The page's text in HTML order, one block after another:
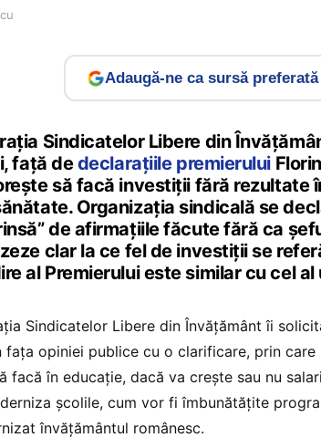
Adaugă-ne ca sursă
Sindicatelor Libere din
față dedeclarațiile premierului
să facă investiții fără rezultate
Organizația sindicală se
de afirmațiile făcute fără ca
clar la ce fel de investiții se
al Premierului este similar cu cel al
Sindicatelor Libere din Învățământ îi
fața opiniei publice cu o clarificare, prin
facă în educație, dacă va crește sau nu
școlile, cum vor fi îmbunătățite
învățământul românesc.